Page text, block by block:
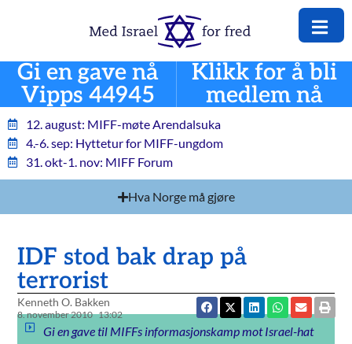
Gi en gave nå
Vipps 44945
Klikk for å bli
medlem nå
12. august: MIFF-møte Arendalsuka
4.-6. sep: Hyttetur for MIFF-ungdom
31. okt-1. nov: MIFF Forum
Hva Norge må gjøre
IDF stod bak drap på
terrorist
Kenneth O. Bakken
8. november 2010 13:02
Gi en gave til MIFFs informasjonskamp mot Israel-hat